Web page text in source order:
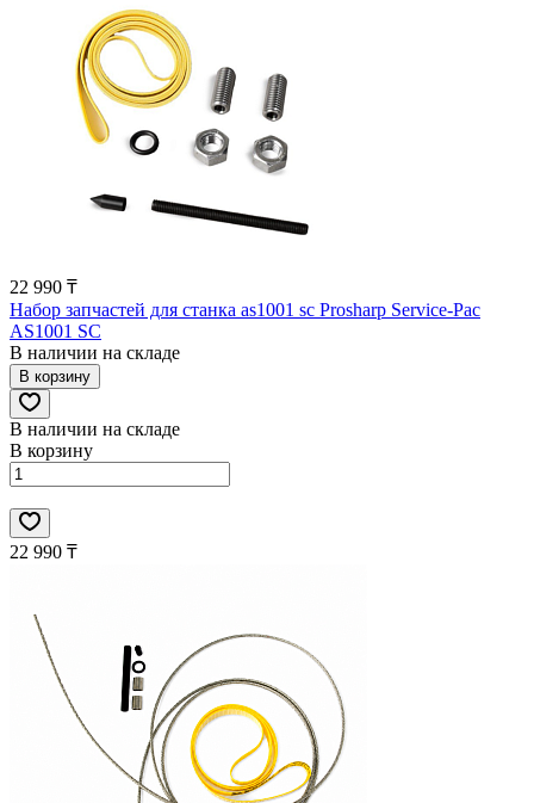
22 990 ₸
Набор запчастей для станка as1001 sc Prosharp Service-Pac
AS1001 SC
В наличии на складе
В корзину
В наличии на складе
В корзину
22 990 ₸